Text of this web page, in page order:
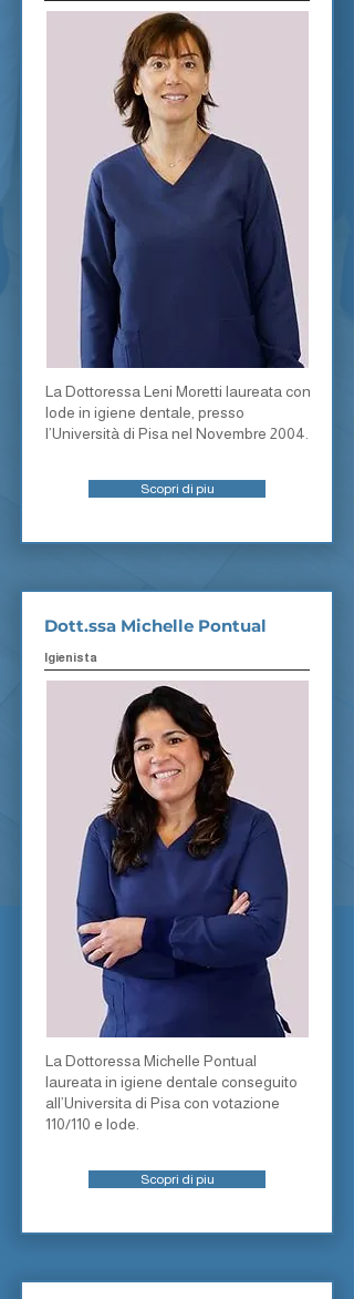
La Dottoressa Leni Moretti laureata con
lode in igiene dentale, presso
l’Università di Pisa nel Novembre 2004.
Scopri di piu
Dott.ssa Michelle Pontual
Igienista
La Dottoressa Michelle Pontual
laureata in igiene dentale conseguito
all’Universita di Pisa con votazione
110/110 e lode.
Scopri di piu